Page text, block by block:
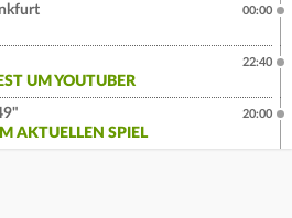
00:00
UM YOUTUBER
22:40
AKTUELLEN SPIEL
20:00